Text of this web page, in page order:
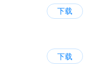
下载
下载